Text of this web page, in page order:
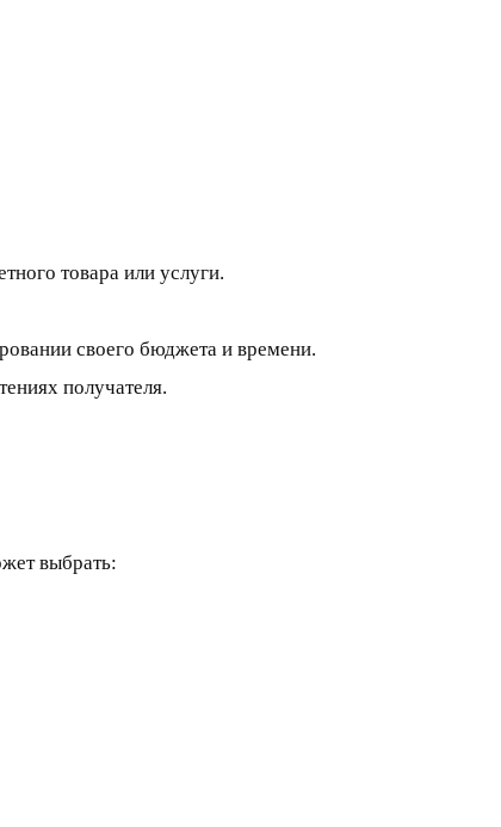
товара или услуги.
своего бюджета и времени.
получателя.
выбрать: